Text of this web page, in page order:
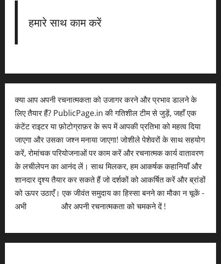
हमारे साथ काम करें
क्या आप अपनी रचनात्मकता को उजागर करने और प्रभाव डालने के
लिए तैयार हैं? PublicPage.in की गतिशील टीम से जुड़ें, जहाँ एक
कंटेंट राइटर या फ़ोटोग्राफ़र के रूप में आपकी प्रतिभा को महत्व दिया
जाएगा और उसका जश्न मनाया जाएगा! जोशीले पेशेवरों के साथ सहयोग
करें, रोमांचक परियोजनाओं पर काम करें और रचनात्मक कार्य वातावरण
के लचीलेपन का आनंद लें। साथ मिलकर, हम आकर्षक कहानियाँ और
शानदार दृश्य तैयार कर सकते हैं जो दर्शकों को आकर्षित करें और ब्रांडों
को ऊपर उठाएँ। एक जीवंत समुदाय का हिस्सा बनने का मौका न चूकें -
अभी
और अपनी रचनात्मकता को चमकने दें !